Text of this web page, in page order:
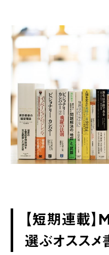
【短期連載
選ぶオスス